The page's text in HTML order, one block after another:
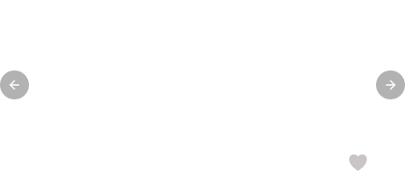
Previous slide